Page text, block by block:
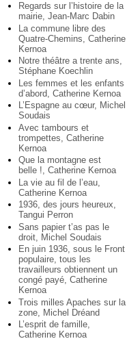
Regards sur l’histoire de la
mairie, Jean-Marc Dabin
La commune libre des
Quatre-Chemins, Catherine
Kernoa
Notre théâtre a trente ans,
Stéphane Koechlin
Les femmes et les enfants
d’abord, Catherine Kernoa
L’Espagne au cœur, Michel
Soudais
Avec tambours et
trompettes, Catherine
Kernoa
Que la montagne est
belle !, Catherine Kernoa
La vie au fil de l’eau,
Catherine Kernoa
1936, des jours heureux,
Tangui Perron
Sans papier t’as pas le
droit, Michel Soudais
En juin 1936, sous le Front
populaire, tous les
travailleurs obtiennent un
congé payé, Catherine
Kernoa
Trois milles Apaches sur la
zone, Michel Dréand
L’esprit de famille,
Catherine Kernoa